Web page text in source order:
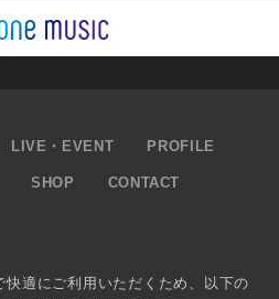
LIVE・EVENT PROFILE
SHOP CONTACT
適にご利用いただくため、以下の